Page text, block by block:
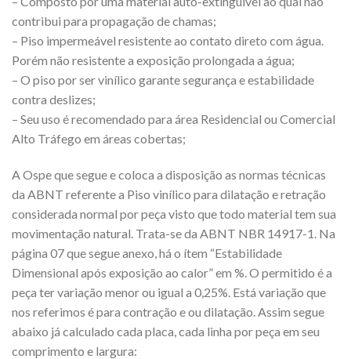
contribui para propagação de chamas;
– Piso impermeável resistente ao contato direto com água.
Porém não resistente a exposição prolongada a água;
– O piso por ser vinílico garante segurança e estabilidade
contra deslizes;
– Seu uso é recomendado para área Residencial ou Comercial
Alto Tráfego em áreas cobertas;
A Ospe que segue e coloca a disposição as normas técnicas
da ABNT referente a Piso vinílico para dilatação e retração
considerada normal por peça visto que todo material tem sua
movimentação natural. Trata-se da ABNT NBR 14917-1. Na
página 07 que segue anexo, há o ítem “Estabilidade
Dimensional após exposição ao calor” em %. O permitido é a
peça ter variação menor ou igual a 0,25%. Está variação que
nos referimos é para contração e ou dilatação. Assim segue
abaixo já calculado cada placa, cada linha por peça em seu
comprimento e largura: